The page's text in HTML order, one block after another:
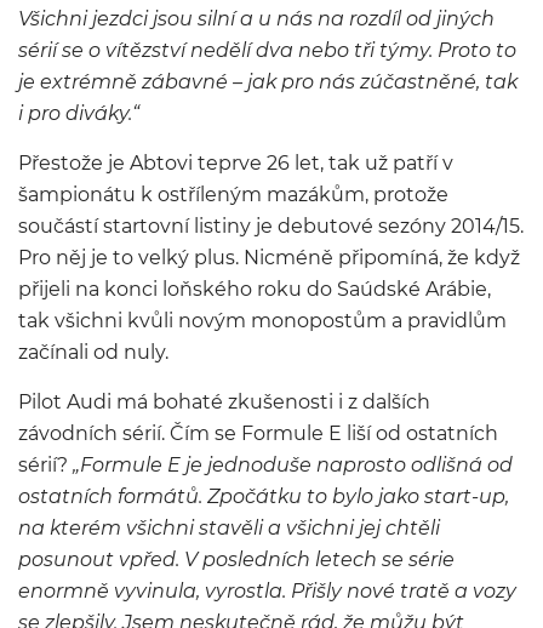
Všichni jezdci jsou silní a u nás na rozdíl od jiných
sérií se o vítězství nedělí dva nebo tři týmy. Proto to
je extrémně zábavné – jak pro nás zúčastněné, tak
i pro diváky.“
Přestože je Abtovi teprve 26 let, tak už patří v
šampionátu k ostříleným mazákům, protože
součástí startovní listiny je debutové sezóny 2014/15.
Pro něj je to velký plus. Nicméně připomíná, že když
přijeli na konci loňského roku do Saúdské Arábie,
tak všichni kvůli novým monopostům a pravidlům
začínali od nuly.
Pilot Audi má bohaté zkušenosti i z dalších
závodních sérií. Čím se Formule E liší od ostatních
sérií? „Formule E je jednoduše naprosto odlišná od
ostatních formátů. Zpočátku to bylo jako start-up,
na kterém všichni stavěli a všichni jej chtěli
posunout vpřed. V posledních letech se série
enormně vyvinula, vyrostla. Přišly nové tratě a vozy
se zlepšily. Jsem neskutečně rád, že můžu být